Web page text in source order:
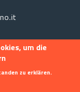
um die
zu erklären.